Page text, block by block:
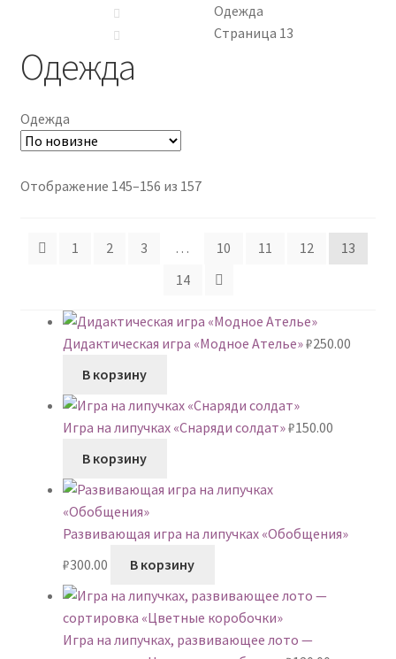
АРТ СТУДИЯ
ИГРЫ НА ЛИПУЧКАХ
Одежда
Страница 13
Одежда
Одежда
Отображение 145–156 из 157Сортировка:
1
2 3 … 10 11 12
13
14
Дидактическая игра «Модное Ателье»₽250.00
В корзину
Игра на липучках «Снаряди солдат»₽150.00
В корзину
Развивающая игра на липучках «Обобщения»
₽300.00 В корзину
Игра на липучках, развивающее лото —